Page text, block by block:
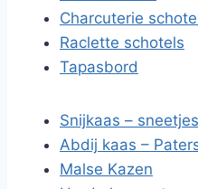
Charcuterie
Raclette schotels
Tapasbord
Snijkaas –
Abdij kaas –
Malse Kazen